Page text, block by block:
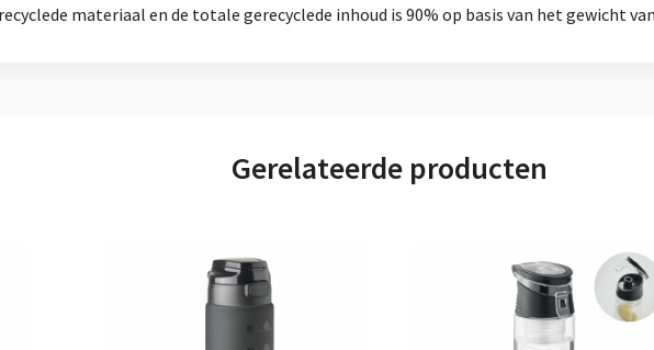
materiaal en de totale gerecyclede inhoud is 90% op basis van het gewicht
Gerelateerde producten